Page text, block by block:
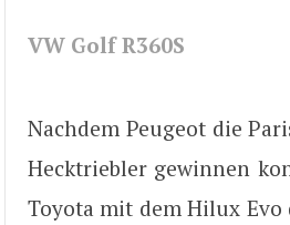
VW Golf R360S
Nachdem Peugeot die
Hecktriebler gewinnen
Toyota mit dem Hilux Evo